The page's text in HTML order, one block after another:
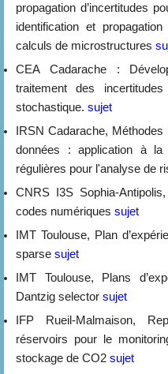
propagation d’incertitudes
identification et
calculs de microstructures
CEA Cadarache :
traitement des
stochastique. sujet
IRSN Cadarache,
données : application à la
régulières pour l'analyse de
CNRS I3S Sophia-
codes numériques sujet
IMT Toulouse, Plan
sparse sujet
IMT Toulouse, Plans
Dantzig selector sujet
IFP Rueil-Malmaison,
réservoirs pour le
stockage de CO2 sujet